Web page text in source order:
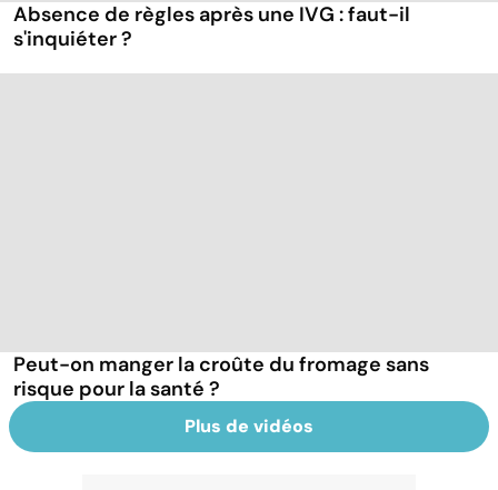
Absence de règles après une IVG : faut-il
s'inquiéter ?
Peut-on manger la croûte du fromage sans
risque pour la santé ?
Plus de vidéos